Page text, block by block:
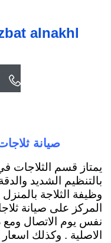
alnakhl

صيانة
يمتاز قسم الثلاجات
بالتنظيم الشديد
وظيفة الثلاجة
المركز على صيانة
نفس يوم الاتصال
الاصلية . وكذلك